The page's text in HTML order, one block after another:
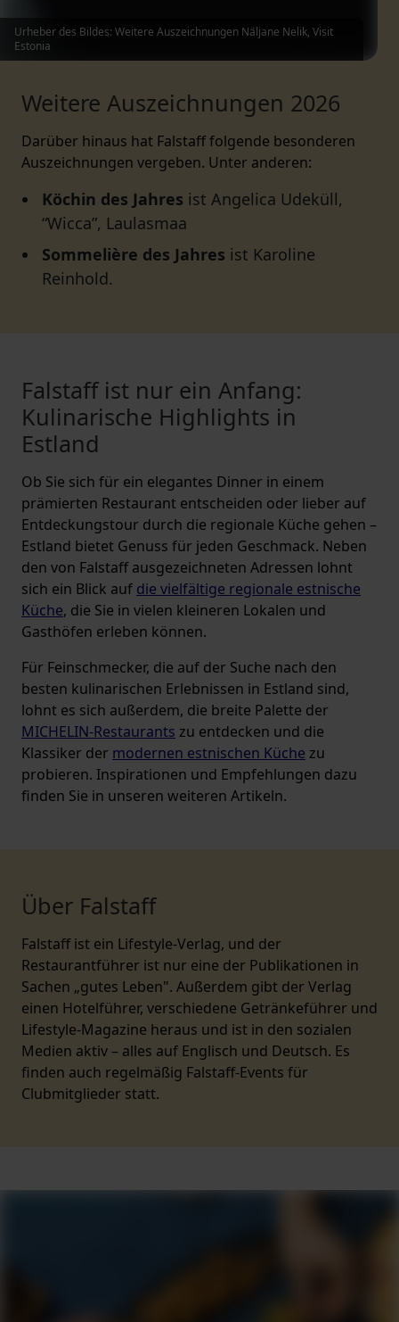
Weitere Auszeichnungen 2026
Darüber hinaus hat Falstaff folgende besonderen
Auszeichnungen vergeben. Unter anderen:
Köchin des Jahres ist Angelica Udeküll,
“Wicca”, Laulasmaa
Sommelière des Jahres ist Karoline
Reinhold.
Urheber des Bildes: Weitere Auszeichnungen Näljane Nelik, Visit
Estonia
Falstaff ist nur ein Anfang:
Kulinarische Highlights in
Estland
Ob Sie sich für ein elegantes Dinner in einem
prämierten Restaurant entscheiden oder lieber auf
Entdeckungstour durch die regionale Küche gehen –
Estland bietet Genuss für jeden Geschmack. Neben
den von Falstaff ausgezeichneten Adressen lohnt
sich ein Blick auf die vielfältige regionale estnische
Küche, die Sie in vielen kleineren Lokalen und
Gasthöfen erleben können.
Für Feinschmecker, die auf der Suche nach den
besten kulinarischen Erlebnissen in Estland sind,
lohnt es sich außerdem, die breite Palette der
MICHELIN-Restaurants zu entdecken und die
Klassiker der modernen estnischen Küche zu
probieren. Inspirationen und Empfehlungen dazu
finden Sie in unseren weiteren Artikeln.
Über Falstaff
Falstaff ist ein Lifestyle-Verlag, und der
Restaurantführer ist nur eine der Publikationen in
Sachen „gutes Leben". Außerdem gibt der Verlag
einen Hotelführer, verschiedene Getränkeführer und
Lifestyle-Magazine heraus und ist in den sozialen
Medien aktiv – alles auf Englisch und Deutsch. Es
finden auch regelmäßig Falstaff-Events für
Clubmitglieder statt.